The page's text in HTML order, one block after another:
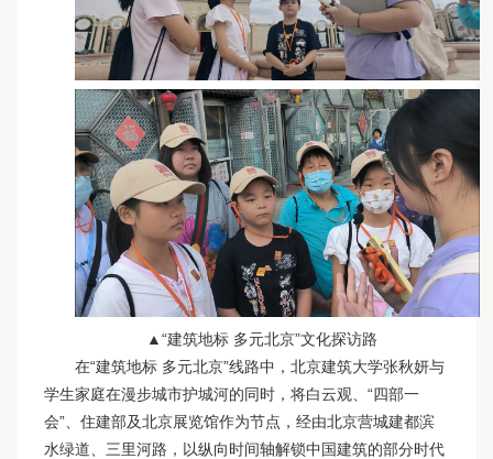
▲“建筑地标 多元北京”文化探访路
在“建筑地标 多元北京”线路中，北京建筑大学张秋妍与
学生家庭在漫步城市护城河的同时，将白云观、“四部一
会”、住建部及北京展览馆作为节点，经由北京营城建都滨
水绿道、三里河路，以纵向时间轴解锁中国建筑的部分时代